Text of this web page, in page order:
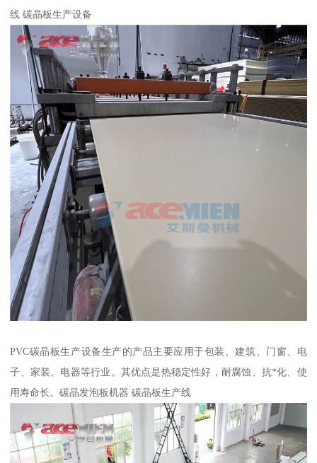
线 碳晶板生产设备
PVC碳晶板生产设备生产的产品主要应用于包装、建筑、门窗、电
子、家装、电器等行业。其优点是热稳定性好，耐腐蚀、抗*化、使
用寿命长。碳晶发泡板机器 碳晶板生产线